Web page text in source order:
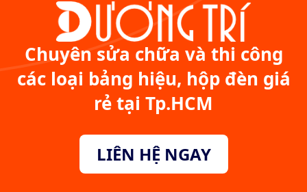
Chuyên sửa chữa và thi công
các loại bảng hiệu, hộp đèn giá
rẻ tại Tp.HCM
LIÊN HỆ NGAY